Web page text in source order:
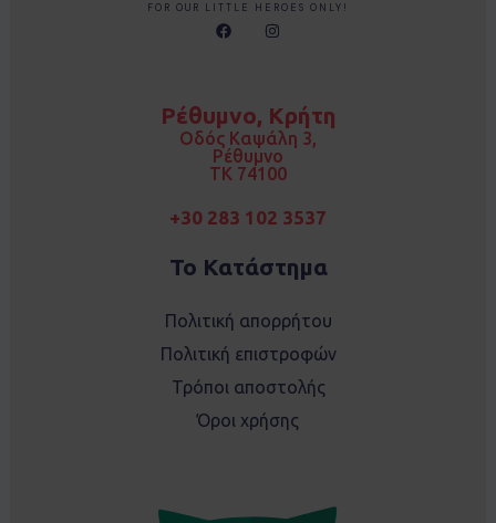
FOR OUR LITTLE HEROES ONLY!
F
a
o
I
n
r
a
m
Ρέθυμνο, Κρήτη
Οδός Καψάλη 3,
Ρέθυμνο
TK 74100
+30 283 102 3537
Το Κατάστημα
Πολιτική απορρήτου
Πολιτική επιστροφών
Τρόποι αποστολής
Όροι χρήσης